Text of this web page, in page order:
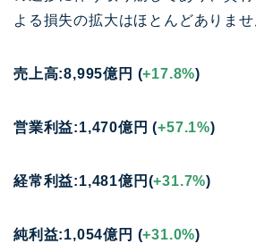
よる損失の拡大はほとんどありませ
売上高:8,995億円 (+17.8%)
営業利益:1,470億円 (+57.1%)
経常利益:1,481億円(+31.7%)
純利益:1,054億円 (+31.0%)